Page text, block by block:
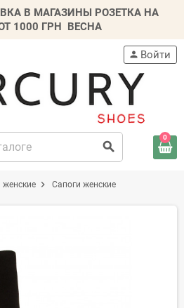
В МАГАЗИНЫ РОЗЕТКА НА
1000 ГРН ВЕСНА
search
person Войти
0
женские chevron_right Сапоги женские